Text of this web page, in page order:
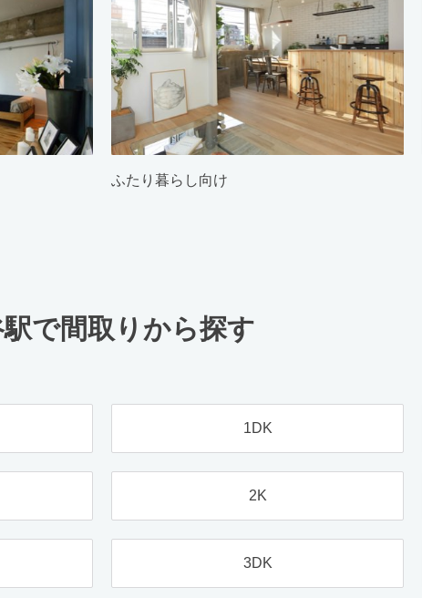
ふたり暮らし向け
で間取りから探す
1DK
2K
3DK